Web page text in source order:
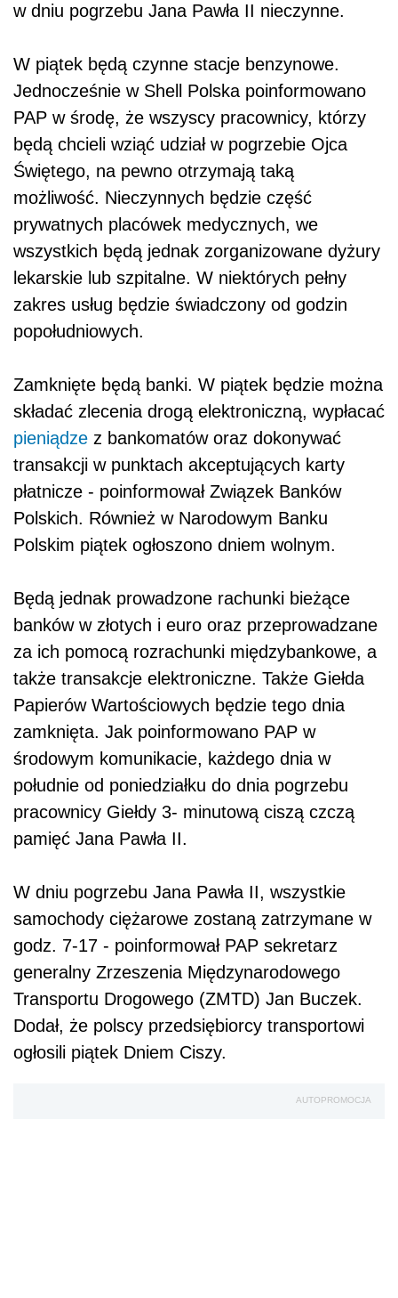
w dniu pogrzebu Jana Pawła II nieczynne.
W piątek będą czynne stacje benzynowe.
Jednocześnie w Shell Polska poinformowano
PAP w środę, że wszyscy pracownicy, którzy
będą chcieli wziąć udział w pogrzebie Ojca
Świętego, na pewno otrzymają taką
możliwość. Nieczynnych będzie część
prywatnych placówek medycznych, we
wszystkich będą jednak zorganizowane dyżury
lekarskie lub szpitalne. W niektórych pełny
zakres usług będzie świadczony od godzin
popołudniowych.
Zamknięte będą banki. W piątek będzie można
składać zlecenia drogą elektroniczną, wypłacać
pieniądze z bankomatów oraz dokonywać
transakcji w punktach akceptujących karty
płatnicze - poinformował Związek Banków
Polskich. Również w Narodowym Banku
Polskim piątek ogłoszono dniem wolnym.
Będą jednak prowadzone rachunki bieżące
banków w złotych i euro oraz przeprowadzane
za ich pomocą rozrachunki międzybankowe, a
także transakcje elektroniczne. Także Giełda
Papierów Wartościowych będzie tego dnia
zamknięta. Jak poinformowano PAP w
środowym komunikacie, każdego dnia w
południe od poniedziałku do dnia pogrzebu
pracownicy Giełdy 3- minutową ciszą czczą
pamięć Jana Pawła II.
W dniu pogrzebu Jana Pawła II, wszystkie
samochody ciężarowe zostaną zatrzymane w
godz. 7-17 - poinformował PAP sekretarz
generalny Zrzeszenia Międzynarodowego
Transportu Drogowego (ZMTD) Jan Buczek.
Dodał, że polscy przedsiębiorcy transportowi
ogłosili piątek Dniem Ciszy.
AUTOPROMOCJA